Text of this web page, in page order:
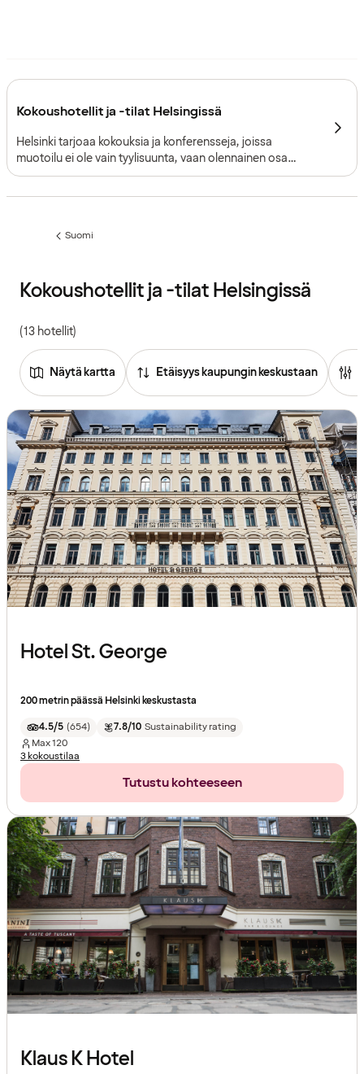
Kokoushotellit ja -tilat Helsingissä
Helsinki tarjoaa kokouksia ja konferensseja, joissa
muotoilu ei ole vain tyylisuunta, vaan olennainen osa
kaupunkia itseään. Kävelyetäisyydellä sijaitseva keskusta,
Edellinen
Suomi
Kokoushotellit ja -tilat Helsingissä
(13 hotellit)
Näytä kartta Etäisyys kaupungin keskustaan
Hotel St. George
200 metrin päässä Helsinki keskustasta
4.5/5 (654) 7.8/10 Sustainability rating
Max120
3 kokoustilaa
Tutustu kohteeseen
Klaus K Hotel